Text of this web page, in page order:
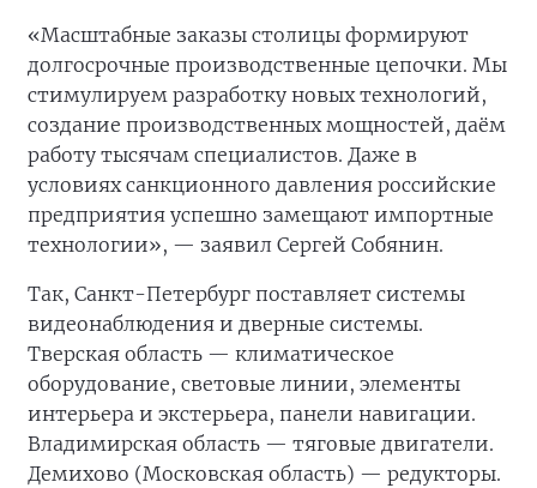
«Масштабные заказы столицы формируют
долгосрочные производственные цепочки. Мы
стимулируем разработку новых технологий,
создание производственных мощностей, даём
работу тысячам специалистов. Даже в
условиях санкционного давления российские
предприятия успешно замещают импортные
технологии», — заявил Сергей Собянин.
Так, Санкт-Петербург поставляет системы
видеонаблюдения и дверные системы.
Тверская область — климатическое
оборудование, световые линии, элементы
интерьера и экстерьера, панели навигации.
Владимирская область — тяговые двигатели.
Демихово (Московская область) — редукторы.